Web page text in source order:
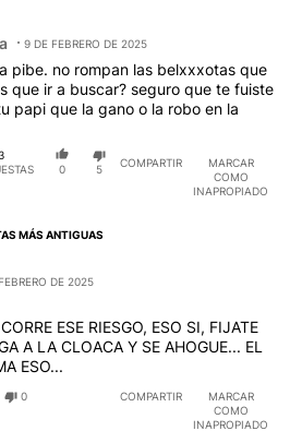
papada.
9 DE FEBRERO DE 2025
pibe. no rompan las belxxxotas que
que ir a buscar? seguro que te fuiste
papi que la gano o la robo en la
0 5
COMPARTIR
MARCAR
COMO
INAPROPIADO
MÁS ANTIGUAS
DE 2025
ESE RIESGO, ESO SI, FIJATE
A LA CLOACA Y SE AHOGUE... EL
ESO...
0 COMPARTIR
MARCAR
COMO
INAPROPIADO